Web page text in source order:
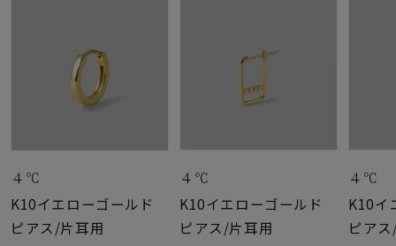
４℃
K10イエローゴールド
ピアス/片耳用
４℃
K10イエローゴールド
ピアス/片耳用
４℃
K10イ
ピア